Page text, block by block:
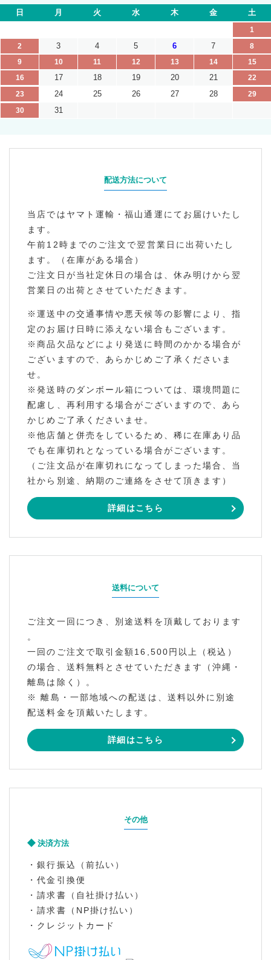
日 月 火 水 木 金 土
1
2
3 4 5 6 7
8
9
10 11 12 13 14
15
16
17 18 19 20 21
22
23
24 25 26 27 28
29
30
31
配送方法について
当店ではヤマト運輸・福山通運にてお届けいたし
ます。
午前12時までのご注文で翌営業日に出荷いたし
ます。（在庫がある場合）
ご注文日が当社定休日の場合は、休み明けから翌
営業日の出荷とさせていただきます。
※運送中の交通事情や悪天候等の影響により、指
定のお届け日時に添えない場合もございます。
※商品欠品などにより発送に時間のかかる場合が
ございますので、あらかじめご了承くださいま
せ。
※発送時のダンボール箱については、環境問題に
配慮し、再利用する場合がございますので、あら
かじめご了承くださいませ。
※他店舗と併売をしているため、稀に在庫あり品
でも在庫切れとなっている場合がございます。
（ご注文品が在庫切れになってしまった場合、当
社から別途、納期のご連絡をさせて頂きます）
詳細はこちら
送料について
ご注文一回につき、別途送料を頂戴しております
。
一回のご注文で取引金額16,500円以上（税込）
の場合、送料無料とさせていただきます（沖縄・
離島は除く）。
※ 離島・一部地域への配送は、送料以外に別途
配送料金を頂戴いたします。
詳細はこちら
その他
決済方法
・銀行振込（前払い）
・代金引換便
・請求書（自社掛け払い）
・請求書（NP掛け払い）
・クレジットカード